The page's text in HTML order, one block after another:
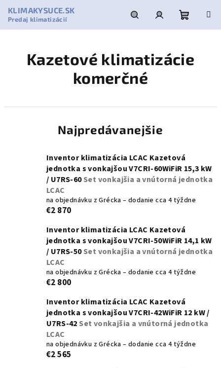
obsah
KLIMAKYSUCE.SK
Predaj klimatizácií
HľadaťPrihlásenie
košík
Kazetové klimatizácie
komerčné
Najpredávanejšie
Inventor klimatizácia LCAC Kazetová
jednotka s vonkajšou V7CRI-60WiFiR 15,3 kW
/ U7RS-60Set vonkajšia a vnútorná jednotka
LCAC
na objednávku z Grécka – dodanie cca 4 týždne
€2 870
Inventor klimatizácia LCAC Kazetová
jednotka s vonkajšou V7CRI-50WiFiR 14,1 kW
/ U7RS-50Set vonkajšia a vnútorná jednotka
LCAC
na objednávku z Grécka – dodanie cca 4 týždne
€2 800
Inventor klimatizácia LCAC Kazetová
jednotka s vonkajšou V7CRI-42WiFiR 12 kW /
U7RS-42 Set vonkajšia a vnútorná jednotka
LCAC
na objednávku z Grécka – dodanie cca 4 týždne
€2 565